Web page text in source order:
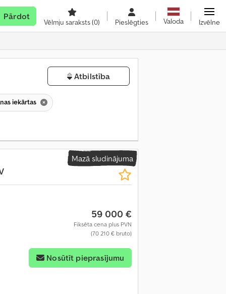
Pārdot
Vēlmju saraksts(0) Pieslēgties Valoda Izvēlne
Atbilstība
iekārtas
Mazā sludinājuma
59 000 €
Fiksēta cena plus PVN
(70 210 € bruto)
Nosūtīt pieprasījumu